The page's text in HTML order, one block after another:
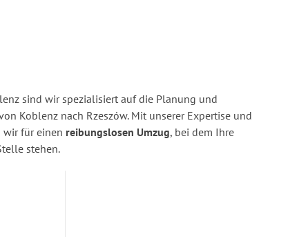
sind wir spezialisiert auf die Planung und
Koblenz nach Rzeszów. Mit unserer Expertise und
wir für einen reibungslosen Umzug, bei dem Ihre
stehen.